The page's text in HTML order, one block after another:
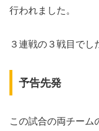
行われました。
３連戦の３戦目でし
予告先発
この試合の両チーム